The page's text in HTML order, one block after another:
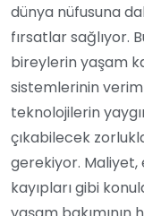
dünya nüfusuna
fırsatlar sağlıyor.
bireylerin yaşam
sistemlerinin
teknolojilerin
çıkabilecek
gerekiyor. Maliyet,
kayıpları gibi